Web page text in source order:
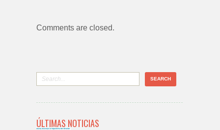
Comments are closed.
ÚLTIMAS NOTICIAS